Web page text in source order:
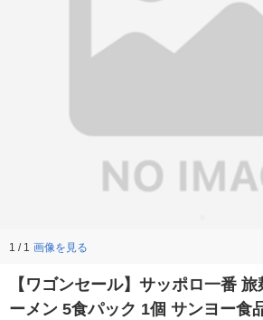
1 / 1 画像を見る
【ワゴンセール】サッポロ一番
ーメン 5食パック 1個 サンヨー食